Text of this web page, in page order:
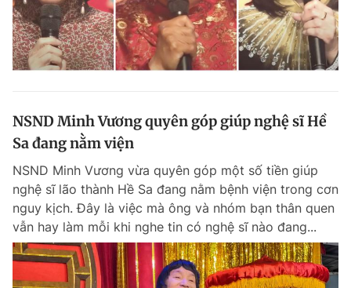
NSND Minh Vương quyên góp giúp nghệ sĩ Hề
Sa đang nằm viện
NSND Minh Vương vừa quyên góp một số tiền giúp
nghệ sĩ lão thành Hề Sa đang nằm bệnh viện trong cơn
nguy kịch. Đây là việc mà ông và nhóm bạn thân quen
vẫn hay làm mỗi khi nghe tin có nghệ sĩ nào đang...